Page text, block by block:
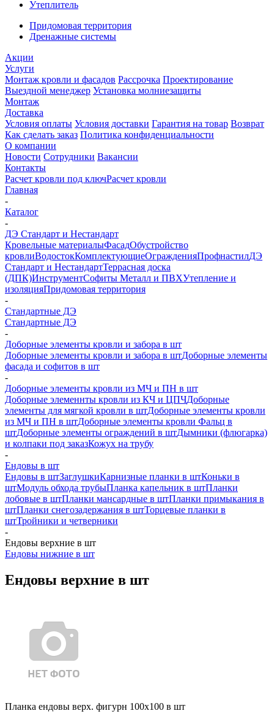
Утеплитель
Придомовая территория
Дренажные системы
Акции
Услуги
Монтаж кровли и фасадов Рассрочка Проектирование
Выездной менеджер Установка молниезащиты
Монтаж
Доставка
Условия оплаты Условия доставки Гарантия на товар Возврат
Как сделать заказ Политика конфиденциальности
О компании
Новости Сотрудники Вакансии
Контакты
Расчет кровли под ключРасчет кровли
Главная
-
Каталог
-
ДЭ Стандарт и Нестандарт
Кровельные материалыФасадОбустройство
кровлиВодостокКомплектующиеОгражденияПрофнастилДЭ
Стандарт и НестандартТеррасная доска
(ДПК)ИнструментСофиты Металл и ПВХУтепление и
изоляцияПридомовая территория
-
Стандартные ДЭ
Стандартные ДЭ
-
Доборные элементы кровли и забора в шт
Доборные элементы кровли и забора в штДоборные элементы
фасада и софитов в шт
-
Доборные элементы кровли из МЧ и ПН в шт
Доборные элеменнты кровли из КЧ и ЦПЧДоборные
элементы для мягкой кровли в штДоборные элементы кровли
из МЧ и ПН в штДоборные элементы кровли Фальц в
штДоборные элементы ограждений в штДымники (флюгарка)
и колпаки под заказКожух на трубу
-
Ендовы в шт
Ендовы в штЗаглушкиКарнизные планки в штКоньки в
штМодуль обхода трубыПланка капельник в штПланки
лобовые в штПланки мансардные в штПланки примыкания в
штПланки снегозадержания в штТорцевые планки в
штТройники и четверники
-
Ендовы верхние в шт
Ендовы нижние в шт
Ендовы верхние в шт
Планка ендовы верх. фигурн 100x100 в шт